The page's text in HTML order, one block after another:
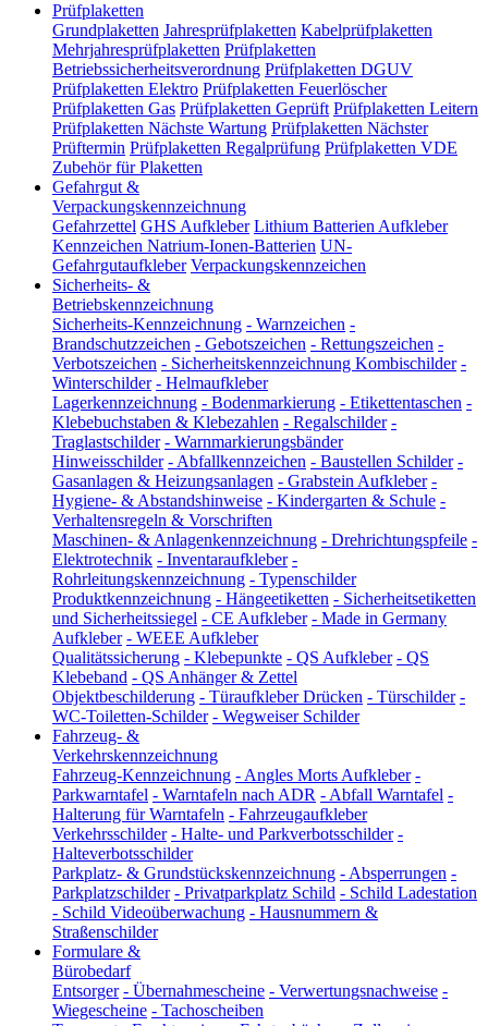
Prüfplaketten
Grundplaketten Jahresprüfplaketten Kabelprüfplaketten
Mehrjahresprüfplaketten Prüfplaketten
Betriebssicherheitsverordnung Prüfplaketten DGUV
Prüfplaketten Elektro Prüfplaketten Feuerlöscher
Prüfplaketten Gas Prüfplaketten Geprüft Prüfplaketten Leitern
Prüfplaketten Nächste Wartung Prüfplaketten Nächster
Prüftermin Prüfplaketten Regalprüfung Prüfplaketten VDE
Zubehör für Plaketten
Gefahrgut &
Verpackungskennzeichnung
Gefahrzettel GHS Aufkleber Lithium Batterien Aufkleber
Kennzeichen Natrium-Ionen-Batterien UN-
Gefahrgutaufkleber Verpackungskennzeichen
Sicherheits- &
Betriebskennzeichnung
Sicherheits-Kennzeichnung - Warnzeichen -
Brandschutzzeichen - Gebotszeichen - Rettungszeichen -
Verbotszeichen - Sicherheitskennzeichnung Kombischilder -
Winterschilder - Helmaufkleber
Lagerkennzeichnung - Bodenmarkierung - Etikettentaschen -
Klebebuchstaben & Klebezahlen - Regalschilder -
Traglastschilder - Warnmarkierungsbänder
Hinweisschilder - Abfallkennzeichen - Baustellen Schilder -
Gasanlagen & Heizungsanlagen - Grabstein Aufkleber -
Hygiene- & Abstandshinweise - Kindergarten & Schule -
Verhaltensregeln & Vorschriften
Maschinen- & Anlagenkennzeichnung - Drehrichtungspfeile -
Elektrotechnik - Inventaraufkleber -
Rohrleitungskennzeichnung - Typenschilder
Produktkennzeichnung - Hängeetiketten - Sicherheitsetiketten
und Sicherheitssiegel - CE Aufkleber - Made in Germany
Aufkleber - WEEE Aufkleber
Qualitätssicherung - Klebepunkte - QS Aufkleber - QS
Klebeband - QS Anhänger & Zettel
Objektbeschilderung - Türaufkleber Drücken - Türschilder -
WC-Toiletten-Schilder - Wegweiser Schilder
Fahrzeug- &
Verkehrskennzeichnung
Fahrzeug-Kennzeichnung - Angles Morts Aufkleber -
Parkwarntafel - Warntafeln nach ADR - Abfall Warntafel -
Halterung für Warntafeln - Fahrzeugaufkleber
Verkehrsschilder - Halte- und Parkverbotsschilder -
Halteverbotsschilder
Parkplatz- & Grundstückskennzeichnung - Absperrungen -
Parkplatzschilder - Privatparkplatz Schild - Schild Ladestation
- Schild Videoüberwachung - Hausnummern &
Straßenschilder
Formulare &
Bürobedarf
Entsorger - Übernahmescheine - Verwertungsnachweise -
Wiegescheine - Tachoscheiben